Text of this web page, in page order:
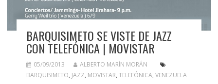
BARQUISIMETO SE VISTE DE JAZZ
CON TELEFÓNICA | MOVISTAR
05/09/2013
ALBERTO MARÍN MORÁN
BARQUISIMETO, JAZZ, MOVISTAR, TELEFÓNICA, VENEZUELA